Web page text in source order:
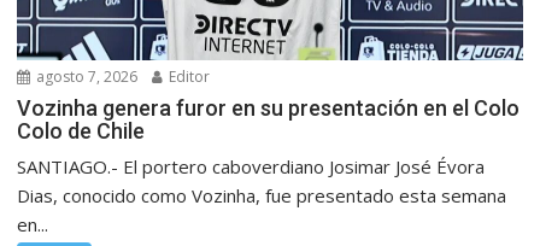
agosto 7, 2026 Editor
Vozinha genera furor en su presentación en el Colo
Colo de Chile
SANTIAGO.- El portero caboverdiano Josimar José Évora
Dias, conocido como Vozinha, fue presentado esta semana
en...